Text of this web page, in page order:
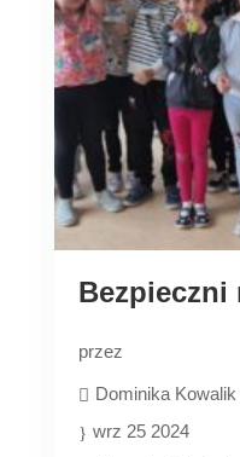
Bezpieczni
przez
Dominika Kowalik
wrz 25 2024